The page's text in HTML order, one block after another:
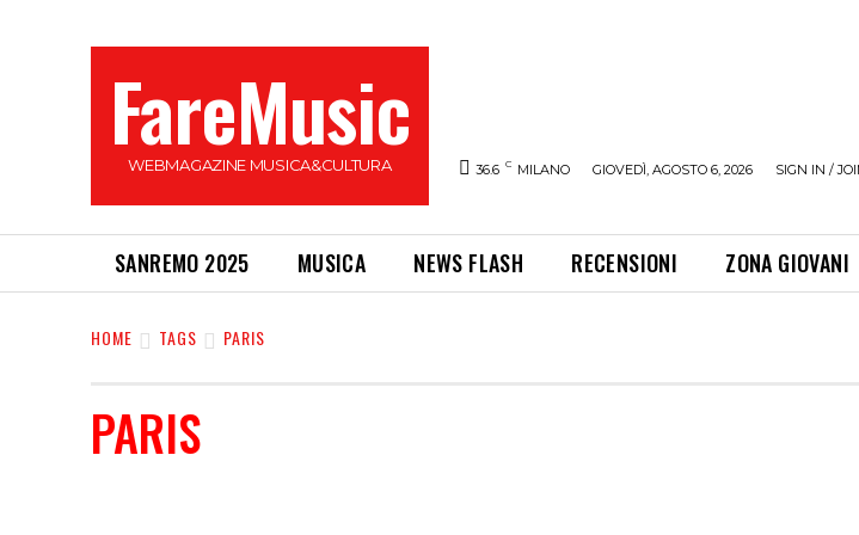
FareMusic
WEBMAGAZINE MUSICA&CULTURA 36.6 C MILANO GIOVEDÌ, AGOSTO 6, 2026 SIGN IN /
SANREMO 2025 MUSICA NEWS FLASH RECENSIONI ZONA GIOVANI
HOME TAGS PARIS
PARIS